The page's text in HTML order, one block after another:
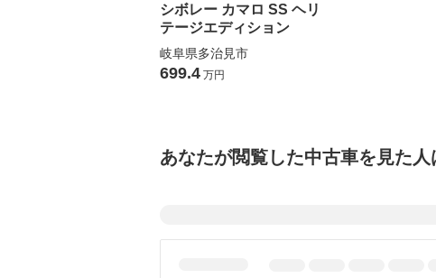
シボレー カマロ SS ヘリ
テージエディション
岐阜県多治見市
699.4 万円
あなたが閲覧した中古車を見た